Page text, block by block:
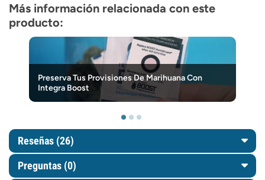
Más información relacionada con este
producto:
Preserva Tus Provisiones De Marihuana Con
Integra Boost
Reseñas (26)
Preguntas (0)